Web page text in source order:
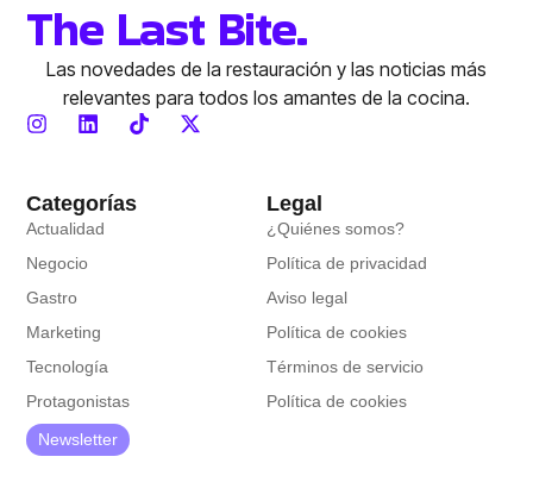
The Last Bite.
Las novedades de la restauración y las noticias más
relevantes para todos los amantes de la cocina.
Categorías
Actualidad
Negocio
Gastro
Marketing
Tecnología
Protagonistas
Newsletter
Legal
¿Quiénes somos?
Política de privacidad
Aviso legal
Política de cookies
Términos de servicio
Política de cookies